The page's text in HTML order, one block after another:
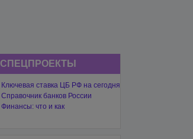
СПЕЦПРОЕКТЫ
Ключевая ставка ЦБ РФ на сегодня
Справочник банков России
Финансы: что и как